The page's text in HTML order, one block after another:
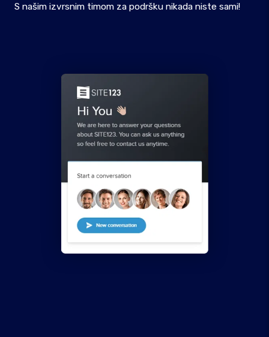
S našim izvrsnim timom za podršku nikada niste sami!